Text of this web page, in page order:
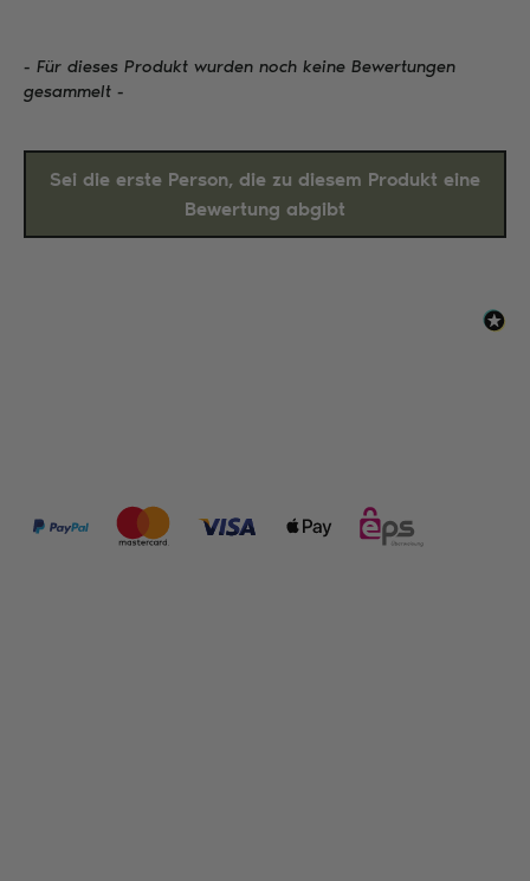
- Für dieses Produkt wurden noch keine Bewertungen
gesammelt -
Sei die erste Person, die zu diesem Produkt eine
Bewertung abgibt
New content loaded